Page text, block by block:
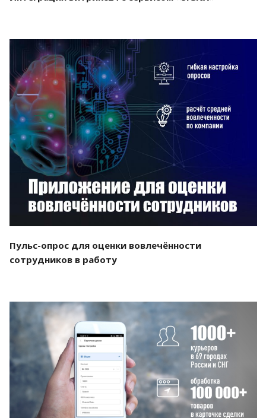
Смотреть проект
Пульс-опрос для оценки вовлечённости
сотрудников в работу
Смотреть проект